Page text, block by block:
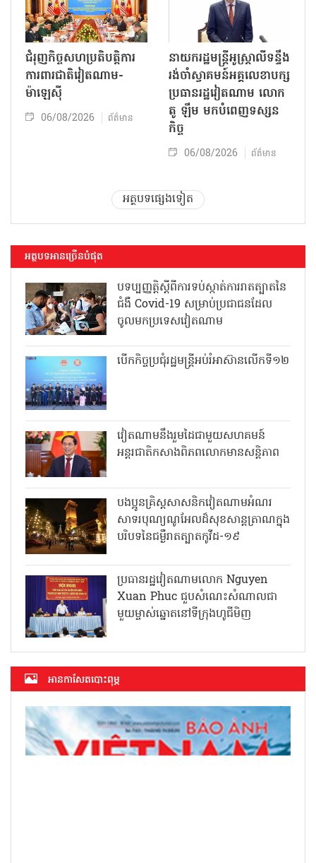
ជំរុញកិច្ចសហប្រតិបត្តិការ
ការពារជាតិវៀតណាម-
ម៉ាឡេស៊ី
06/08/2026 ព័ត៌មាន
នាយករដ្ឋមន្ត្រីអូស្ត្រាលីទន្ទឹង
រង់ចាំស្វាគមន៍អគ្គលេខាបក្ស
ប្រធានរដ្ឋវៀតណាម លោក
តូ ឡឹម មកបំពេញទស្សន
កិច្ច
06/08/2026 ព័ត៌មាន
អត្ថបទផ្សេងទៀត
អត្ថបទអានច្រើនបំផុត
បទប្បញ្ញត្តិស្តីពីការទប់ស្កាត់ការរាតត្បាតនៃ
ជំងឺ Covid-19 សម្រាប់ប្រជាជនដែល
ចូលមកប្រទេសវៀតណាម
បើកកិច្ចប្រជុំរដ្ឋមន្ត្រីអប់រំអាស៊ានលើកទី១២
វៀតណាមនឹងរួមដៃជាមួយសហគមន៍
អន្តរជាតិកសាងពិភពលោកមានសន្តិភាព
បងប្អូនគ្រិស្តសាសនិកវៀតណាមអំណរ
សាទរបុណ្យណូអែលដ៏សុខសាន្តត្រាណក្នុង
បរិបទនៃជម្ងឺរាតត្បាតកូវីដ-១៩
ប្រធានរដ្ឋវៀតណាមលោក Nguyen
Xuan Phuc ជួបសំណេះសំណាលជា
មួយម្ចាស់ឆ្នោតនៅទីក្រុងហូជីមិញ
អាន​កាសែត​បោះពុម្ភ